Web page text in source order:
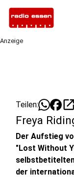
Anzeige
Teilen: open_in_new
Freya
Der Aufstieg
"Lost Without
der